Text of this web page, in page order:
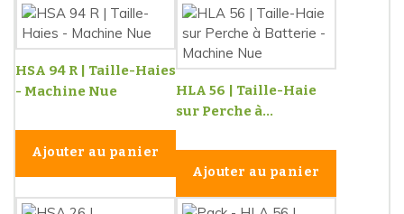
HSA 94 R | Taille-Haies
- Machine Nue
Ajouter au panier
HLA 56 | Taille-Haie
sur Perche à...
Ajouter au panier